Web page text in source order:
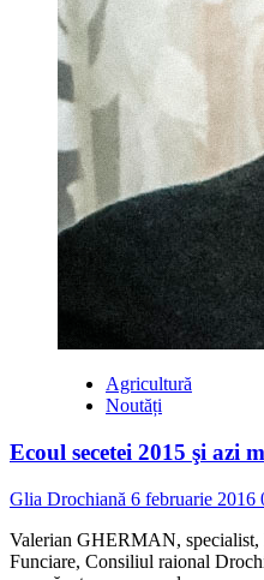
Agricultură
Noutăți
Ecoul secetei 2015 şi azi
Glia Drochiană 6 februarie 2016
Valerian GHERMAN,
Funciare, Consiliul raional